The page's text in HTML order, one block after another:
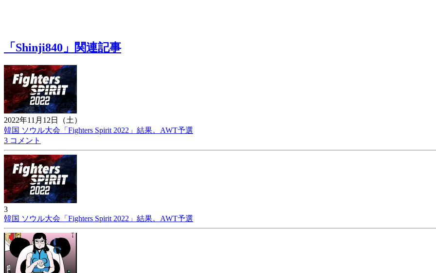
「Shinji840」関連記事
2022年11月12日（土）
韓国 ソウル大会「Fighters Spirit 2022」結果。AWT予選
3 コメント
3
韓国 ソウル大会「Fighters Spirit 2022」結果。AWT予選